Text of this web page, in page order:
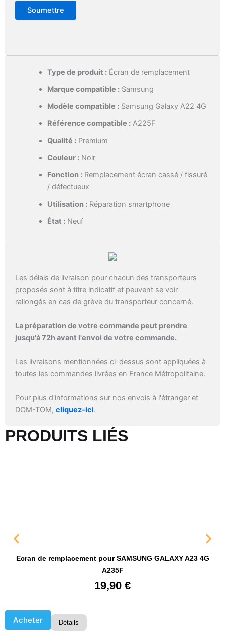
Type de produit :Écran de remplacement
Marque compatible :Samsung
Modèle compatible :Samsung Galaxy A22 4G
Référence compatible :A225F
Qualité :Premium
Couleur :Noir
Fonction :Remplacement écran cassé / fissuré
/ défectueux
Utilisation :Réparation smartphone
État :Neuf
Les délais de livraison pour chacun des transporteurs
proposés sont à titre indicatif et peuvent se voir
rallongés en cas de grève du transporteur concerné.
La préparation de votre commande peut prendre
jusqu'à 72h avant l'envoi de votre commande.
Les livraisons mentionnées ci-dessus sont appliquées à
toutes les commandes livrées en France Métropolitaine.
Pour plus d'informations sur nos envois à l'étranger et
DOM-TOM, cliquez-ici.
PRODUITS LIÉS​
Ecran de remplacement pour SAMSUNG GALAXY A23 4G
A235F
19,90 €
Acheter Détails